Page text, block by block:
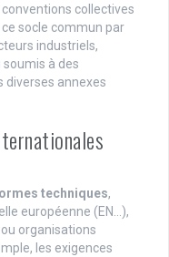
collectives
socle commun par
industriels,
à des
diverses annexes
techniques,
européenne (EN…),
organisations
les exigences